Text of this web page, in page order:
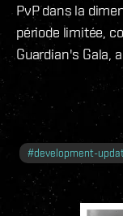
PvP dans la
période limitée,
Guardian's Gala,
#development-